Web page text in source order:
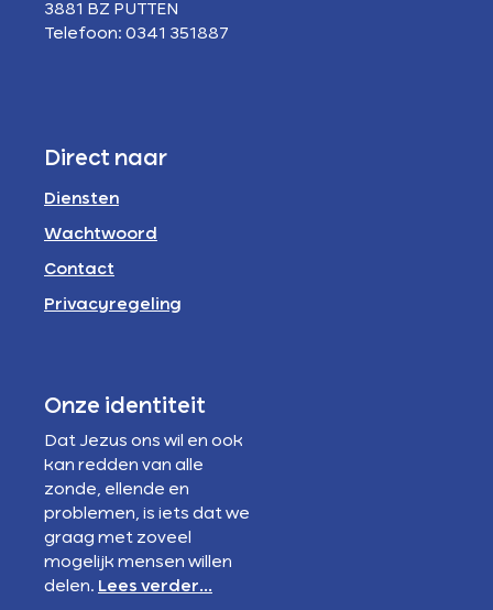
3881 BZ PUTTEN
Telefoon: 0341 351887
Direct naar
Diensten
Wachtwoord
Contact
Privacyregeling
Onze identiteit
Dat Jezus ons wil en ook
kan redden van alle
zonde, ellende en
problemen, is iets dat we
graag met zoveel
mogelijk mensen willen
delen. Lees verder...